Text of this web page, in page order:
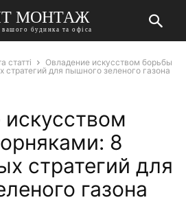
МОНТАЖ
вашого будинка та офіса
статті
Овладение искусством борьбы
стратегий для пышного зеленого газона
8
стратегий для
газона